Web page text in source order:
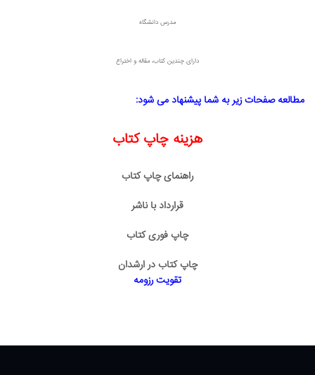
مدرس دانشگاه
دارای چندین کتاب، مقاله و اختراع
مطالعه صفحات زیر به شما پیشنهاد می شود:
هزینه چاپ کتاب
راهنمای چاپ کتاب
قرارداد با ناشر
چاپ فوری کتاب
چاپ کتاب در ارشدان
تقویت رزومه